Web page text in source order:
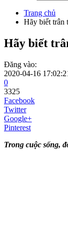
Trang chủ
Hãy biết trân
Hãy biết
Đăng vào:
2020-04-16
0
3325
Facebook
Twitter
Google+
Pinterest
Trong cuộc sống,